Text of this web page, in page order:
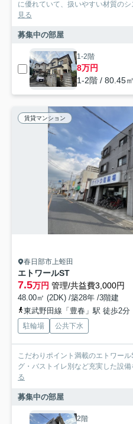
に優れていて、扱いやすい材質の
見る
募集中の部屋
1-2階
8万円
1-2階 / 80.45
賃貸マンション
春日部市上蛭田
エトワールST
7.5万円 管理/共益費3,000円
48.00㎡ (2DK) /築28年 /3階建
東武野田線「豊春」駅 徒歩2分
駐輪場 公共下水
こだわりポイント満載のエトワー
グ・バストイレ別など充実した設
る
募集中の部屋
2階